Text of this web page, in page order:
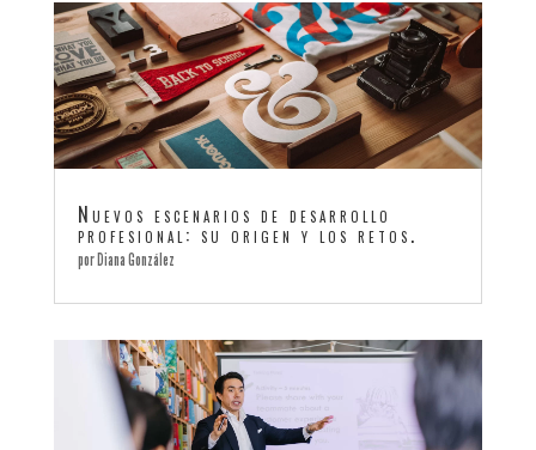
Nuevos escenarios de desarrollo
profesional: su origen y los retos.
porDiana González